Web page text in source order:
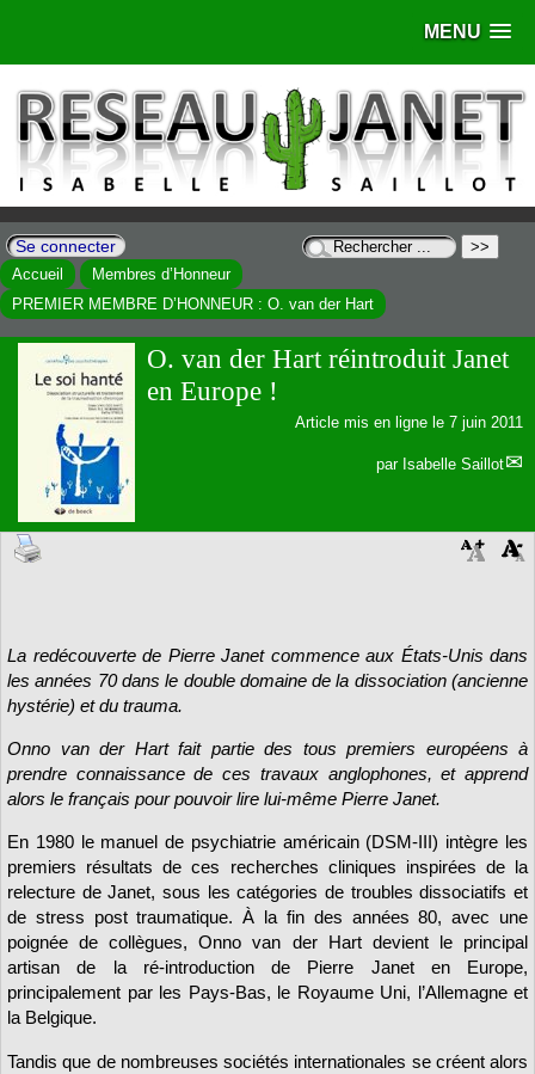
MENU
Se connecter
Accueil
Membres d’Honneur
PREMIER MEMBRE D’HONNEUR : O. van der Hart
O. van der Hart réintroduit Janet
en Europe !
Article mis en ligne le 7 juin 2011
par Isabelle Saillot
La redécouverte de Pierre Janet commence aux États-Unis dans
les années 70 dans le double domaine de la dissociation (ancienne
hystérie) et du trauma.
Onno van der Hart fait partie des tous premiers européens à
prendre connaissance de ces travaux anglophones, et apprend
alors le français pour pouvoir lire lui-même Pierre Janet.
En 1980 le manuel de psychiatrie américain (DSM-III) intègre les
premiers résultats de ces recherches cliniques inspirées de la
relecture de Janet, sous les catégories de troubles dissociatifs et
de stress post traumatique. À la fin des années 80, avec une
poignée de collègues, Onno van der Hart devient le principal
artisan de la ré-introduction de Pierre Janet en Europe,
principalement par les Pays-Bas, le Royaume Uni, l’Allemagne et
la Belgique.
Tandis que de nombreuses sociétés internationales se créent alors